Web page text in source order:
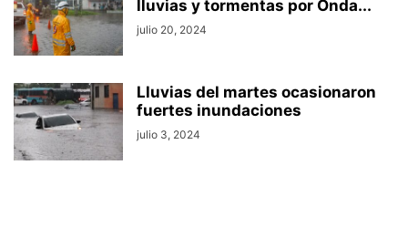
lluvias y tormentas por Onda...
julio 20, 2024
Lluvias del martes ocasionaron
fuertes inundaciones
julio 3, 2024